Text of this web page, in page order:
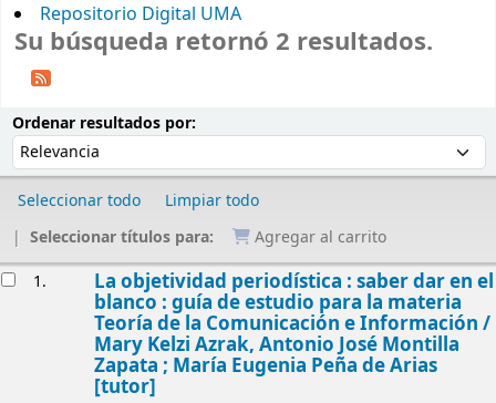
Repositorio Digital UMA
Su búsqueda retornó 2 resultados.
Ordenar resultados por:
Seleccionar todo
Limpiar todo
Seleccionar títulos para:
Agregar al carrito
1. La objetividad periodística : saber dar en el
blanco : guía de estudio para la materia
Teoría de la Comunicación e Información /
Mary Kelzi Azrak, Antonio José Montilla
Zapata ; María Eugenia Peña de Arias
[tutor]